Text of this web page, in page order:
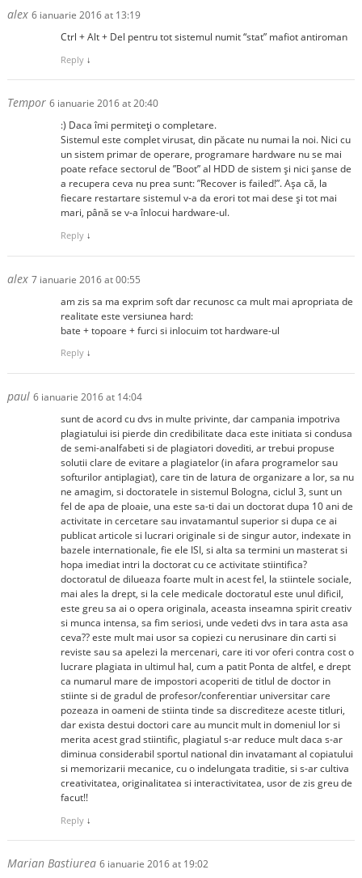
alex 6 ianuarie 2016 at 13:19
Ctrl + Alt + Del pentru tot sistemul numit “stat” mafiot antiroman
Reply ↓
Tempor 6 ianuarie 2016 at 20:40
:) Daca îmi permiteți o completare.
Sistemul este complet virusat, din păcate nu numai la noi. Nici cu
un sistem primar de operare, programare hardware nu se mai
poate reface sectorul de ”Boot” al HDD de sistem și nici șanse de
a recupera ceva nu prea sunt: ”Recover is failed!”. Așa că, la
fiecare restartare sistemul v-a da erori tot mai dese și tot mai
mari, până se v-a înlocui hardware-ul.
Reply ↓
alex 7 ianuarie 2016 at 00:55
am zis sa ma exprim soft dar recunosc ca mult mai apropriata de
realitate este versiunea hard:
bate + topoare + furci si inlocuim tot hardware-ul
Reply ↓
paul 6 ianuarie 2016 at 14:04
sunt de acord cu dvs in multe privinte, dar campania impotriva
plagiatului isi pierde din credibilitate daca este initiata si condusa
de semi-analfabeti si de plagiatori dovediti, ar trebui propuse
solutii clare de evitare a plagiatelor (in afara programelor sau
softurilor antiplagiat), care tin de latura de organizare a lor, sa nu
ne amagim, si doctoratele in sistemul Bologna, ciclul 3, sunt un
fel de apa de ploaie, una este sa-ti dai un doctorat dupa 10 ani de
activitate in cercetare sau invatamantul superior si dupa ce ai
publicat articole si lucrari originale si de singur autor, indexate in
bazele internationale, fie ele ISI, si alta sa termini un masterat si
hopa imediat intri la doctorat cu ce activitate stiintifica?
doctoratul de dilueaza foarte mult in acest fel, la stiintele sociale,
mai ales la drept, si la cele medicale doctoratul este unul dificil,
este greu sa ai o opera originala, aceasta inseamna spirit creativ
si munca intensa, sa fim seriosi, unde vedeti dvs in tara asta asa
ceva?? este mult mai usor sa copiezi cu nerusinare din carti si
reviste sau sa apelezi la mercenari, care iti vor oferi contra cost o
lucrare plagiata in ultimul hal, cum a patit Ponta de altfel, e drept
ca numarul mare de impostori acoperiti de titlul de doctor in
stiinte si de gradul de profesor/conferentiar universitar care
pozeaza in oameni de stiinta tinde sa discrediteze aceste titluri,
dar exista destui doctori care au muncit mult in domeniul lor si
merita acest grad stiintific, plagiatul s-ar reduce mult daca s-ar
diminua considerabil sportul national din invatamant al copiatului
si memorizarii mecanice, cu o indelungata traditie, si s-ar cultiva
creativitatea, originalitatea si interactivitatea, usor de zis greu de
facut!!
Reply ↓
Marian Bastiurea 6 ianuarie 2016 at 19:02